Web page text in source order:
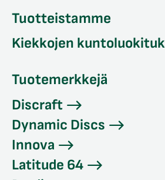
Tuotteistamme
Kiekkojen
Tuotemerkkejä
Discraft
Dynamic Discs
Innova
Latitude 64